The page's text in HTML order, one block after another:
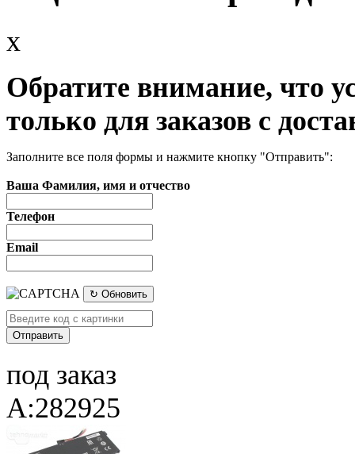
x
Обратите внимание, что
только для заказов с
Заполните все поля формы и нажмите кнопку "Отправить":
Ваша Фамилия, имя и отчество
Телефон
Email
↻ Обновить
под заказ
A:282925